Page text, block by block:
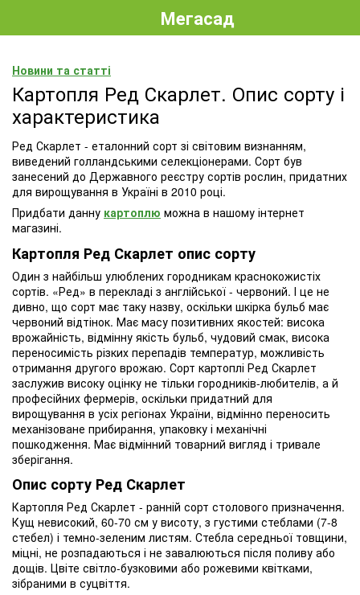
Мегасад
Новини та статті
Картопля Ред Скарлет. Опис сорту і
характеристика
Ред Скарлет - еталонний сорт зі світовим визнанням,
виведений голландськими селекціонерами. Сорт був
занесений до Державного реєстру сортів рослин, придатних
для вирощування в Україні в 2010 році.
Придбати данну картоплю можна в нашому інтернет
магазині.
Картопля Ред Скарлет опис сорту
Один з найбільш улюблених городникам краснокожистіх
сортів. «Ред» в перекладі з англійської - червоний. І це не
дивно, що сорт має таку назву, оскільки шкірка бульб має
червоний відтінок. Має масу позитивних якостей: висока
врожайність, відмінну якість бульб, чудовий смак, висока
переносимість різких перепадів температур, можливість
отримання другого врожаю. Сорт картоплі Ред Скарлет
заслужив високу оцінку не тільки городників-любителів, а й
професійних фермерів, оскільки придатний для
вирощування в усіх регіонах України, відмінно переносить
механізоване прибирання, упаковку і механічні
пошкодження. Має відмінний товарний вигляд і тривале
зберігання.
Опис сорту Ред Скарлет
Картопля Ред Скарлет - ранній сорт столового призначення.
Кущ невисокий, 60-70 см у висоту, з густими стеблами (7-8
стебел) і темно-зеленим листям. Стебла середньої товщини,
міцні, не розпадаються і не завалюються після поливу або
дощів. Цвіте світло-бузковими або рожевими квітками,
зібраними в суцвіття.